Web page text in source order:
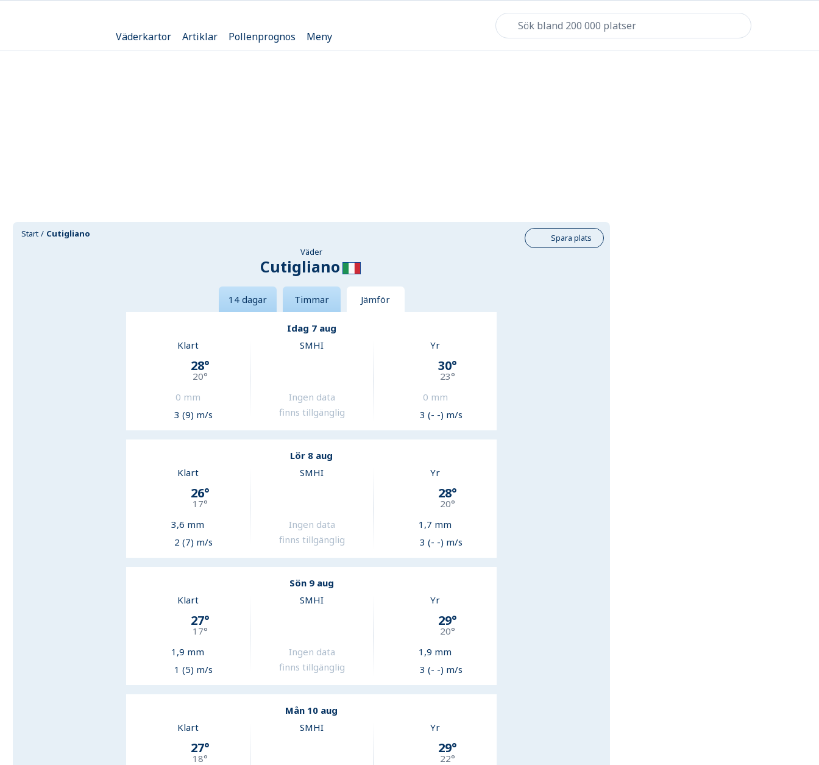
Väderkartor Artiklar Pollenprognos Meny
Start Cutigliano
Spara plats
Väder
Cutigliano
14 dagar Timmar Jämför
Idag 7 aug
Klart
28°
20°
0 mm
3 (9) m/s
SMHI
Ingen data
finns tillgänglig
Yr
30°
23°
0 mm
3 (- -) m/s
Lör 8 aug
Klart
26°
17°
3,6 mm
2 (7) m/s
SMHI
Ingen data
finns tillgänglig
Yr
28°
20°
1,7 mm
3 (- -) m/s
Sön 9 aug
Klart
27°
17°
1,9 mm
1 (5) m/s
SMHI
Ingen data
finns tillgänglig
Yr
29°
20°
1,9 mm
3 (- -) m/s
Mån 10 aug
Klart
27°
18°
SMHI Yr
29°
22°